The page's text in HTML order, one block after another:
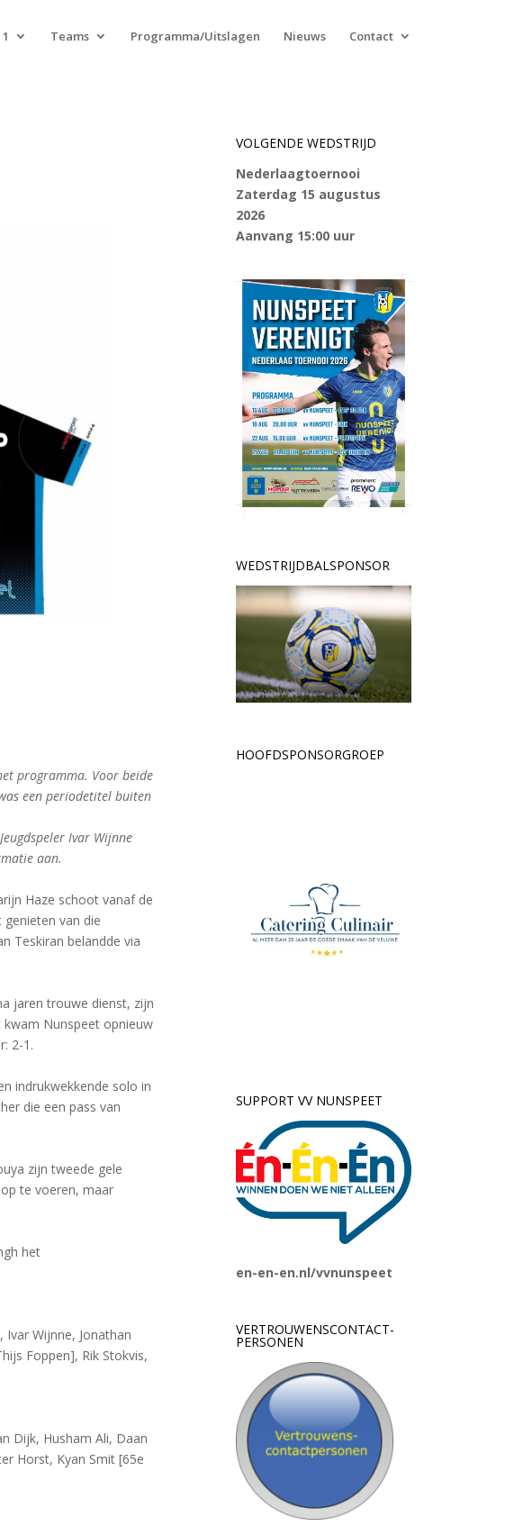
Teams Programma/Uitslagen Nieuws Contact
programma. Voor beide
een periodetitel buiten
Ivar Wijnne
aan.
Haze schoot vanaf de
van die
Teskiran belandde via
jaren trouwe dienst, zijn
kwam Nunspeet opnieuw
2-1.
indrukwekkende solo in
die een pass van
zijn tweede gele
te voeren, maar
het
Ivar Wijnne, Jonathan
Foppen], Rik Stokvis,
Dijk, Husham Ali, Daan
Horst, Kyan Smit [65e
VOLGENDE WEDSTRIJD
Nederlaagtoernooi
Zaterdag 15 augustus
2026
Aanvang 15:00 uur
WEDSTRIJDBALSPONSOR
HOOFDSPONSORGROEP
SUPPORT VV NUNSPEET
en-en-en.nl/vvnunspeet
VERTROUWENSCONTACT-
PERSONEN